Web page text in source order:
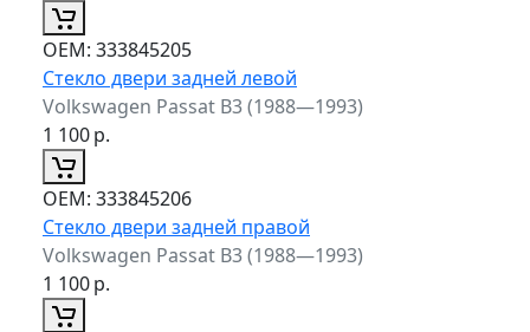
ОЕМ: 333845205
Стекло двери задней левой
Volkswagen Passat B3 (1988—1993)
1 100р.
ОЕМ: 333845206
Стекло двери задней правой
Volkswagen Passat B3 (1988—1993)
1 100р.